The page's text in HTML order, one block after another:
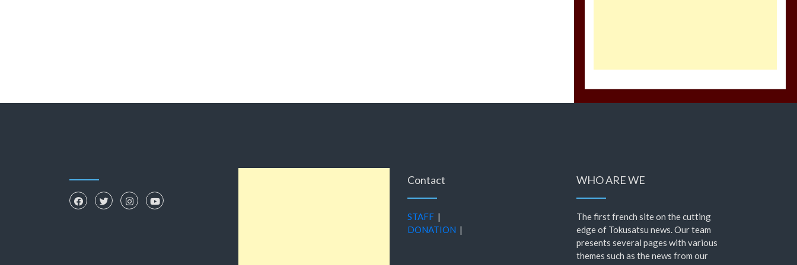
Contact
STAFF |
DONATION |
WHO ARE WE
The first french site on the cutting
edge of Tokusatsu news. Our team
presents several pages with various
themes such as the news from our